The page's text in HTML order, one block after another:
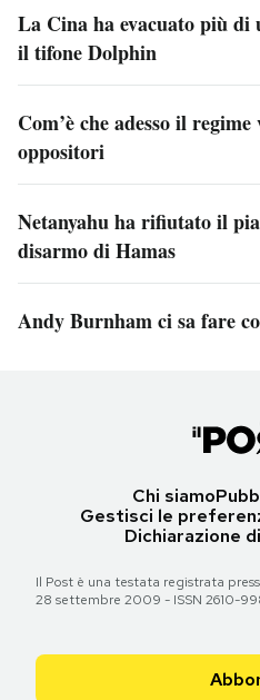
La Cina ha evacuato più
il tifone Dolphin
Com’è che adesso il
oppositori
Netanyahu ha rifiutato il
disarmo di Hamas
Andy Burnham ci sa fare
Chi siamo
Gestisci le
Dichiarazione
Il Post è una testata registrata
28 settembre 2009 - ISSN 2610-